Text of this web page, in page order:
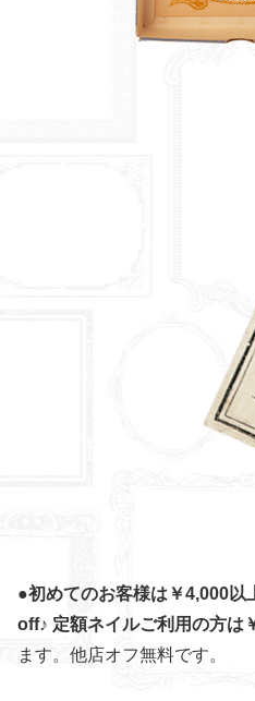
●初めてのお客様は￥4,000以
off♪ 定額ネイルご利用の方は
ます。他店オフ無料です。